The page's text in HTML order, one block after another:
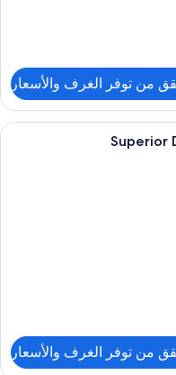
من توفر الغرف والأسعار
بار وخزنة داخل الغرفة ومكتب
Superior
من توفر الغرف والأسعار